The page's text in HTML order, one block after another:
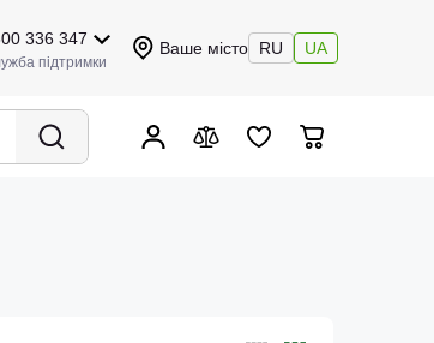
336 347
підтримки
Ваше місто RU UA